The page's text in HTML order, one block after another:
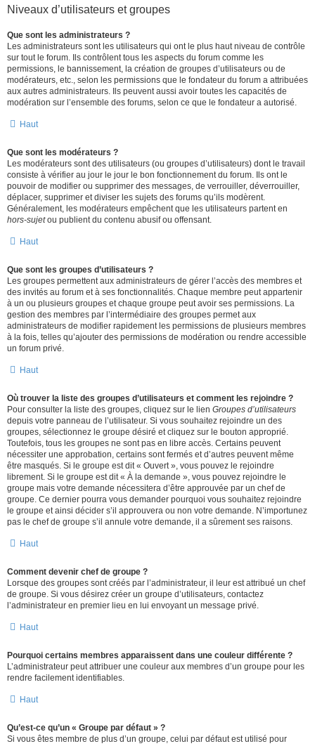
Niveaux d’utilisateurs et groupes
Que sont les administrateurs ?
Les administrateurs sont les utilisateurs qui ont le plus haut niveau de contrôle
sur tout le forum. Ils contrôlent tous les aspects du forum comme les
permissions, le bannissement, la création de groupes d’utilisateurs ou de
modérateurs, etc., selon les permissions que le fondateur du forum a attribuées
aux autres administrateurs. Ils peuvent aussi avoir toutes les capacités de
modération sur l’ensemble des forums, selon ce que le fondateur a autorisé.
Haut
Que sont les modérateurs ?
Les modérateurs sont des utilisateurs (ou groupes d’utilisateurs) dont le travail
consiste à vérifier au jour le jour le bon fonctionnement du forum. Ils ont le
pouvoir de modifier ou supprimer des messages, de verrouiller, déverrouiller,
déplacer, supprimer et diviser les sujets des forums qu’ils modèrent.
Généralement, les modérateurs empêchent que les utilisateurs partent en
hors-sujetou publient du contenu abusif ou offensant.
Haut
Que sont les groupes d’utilisateurs ?
Les groupes permettent aux administrateurs de gérer l’accès des membres et
des invités au forum et à ses fonctionnalités. Chaque membre peut appartenir
à un ou plusieurs groupes et chaque groupe peut avoir ses permissions. La
gestion des membres par l’intermédiaire des groupes permet aux
administrateurs de modifier rapidement les permissions de plusieurs membres
à la fois, telles qu’ajouter des permissions de modération ou rendre accessible
un forum privé.
Haut
Où trouver la liste des groupes d’utilisateurs et comment les rejoindre ?
Pour consulter la liste des groupes, cliquez sur le lien Groupes d’utilisateurs
depuis votre panneau de l’utilisateur. Si vous souhaitez rejoindre un des
groupes, sélectionnez le groupe désiré et cliquez sur le bouton approprié.
Toutefois, tous les groupes ne sont pas en libre accès. Certains peuvent
nécessiter une approbation, certains sont fermés et d’autres peuvent même
être masqués. Si le groupe est dit « Ouvert », vous pouvez le rejoindre
librement. Si le groupe est dit « À la demande », vous pouvez rejoindre le
groupe mais votre demande nécessitera d’être approuvée par un chef de
groupe. Ce dernier pourra vous demander pourquoi vous souhaitez rejoindre
le groupe et ainsi décider s’il approuvera ou non votre demande. N’importunez
pas le chef de groupe s’il annule votre demande, il a sûrement ses raisons.
Haut
Comment devenir chef de groupe ?
Lorsque des groupes sont créés par l’administrateur, il leur est attribué un chef
de groupe. Si vous désirez créer un groupe d’utilisateurs, contactez
l’administrateur en premier lieu en lui envoyant un message privé.
Haut
Pourquoi certains membres apparaissent dans une couleur différente ?
L’administrateur peut attribuer une couleur aux membres d’un groupe pour les
rendre facilement identifiables.
Haut
Qu’est-ce qu’un « Groupe par défaut » ?
Si vous êtes membre de plus d’un groupe, celui par défaut est utilisé pour